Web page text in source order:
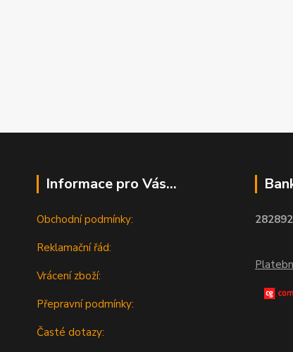
Informace pro Vás...
Obchodní podmínky:
Reklamační řád:
Vrácení zboží:
Přepravní podmínky:
Časté dotazy: